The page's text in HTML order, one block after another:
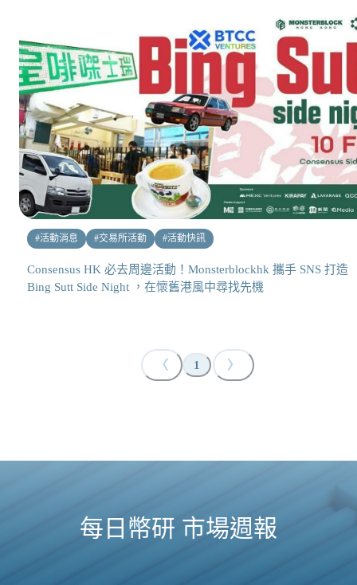
#活動消息 #交易所活動 #活動快訊
Consensus HK 必去周邊活動！Monsterblockhk 攜手 SNS 打造
Bing Sutt Side Night ，在懷舊港風中尋找先機
〈 1 〉
每日幣研 市場週報